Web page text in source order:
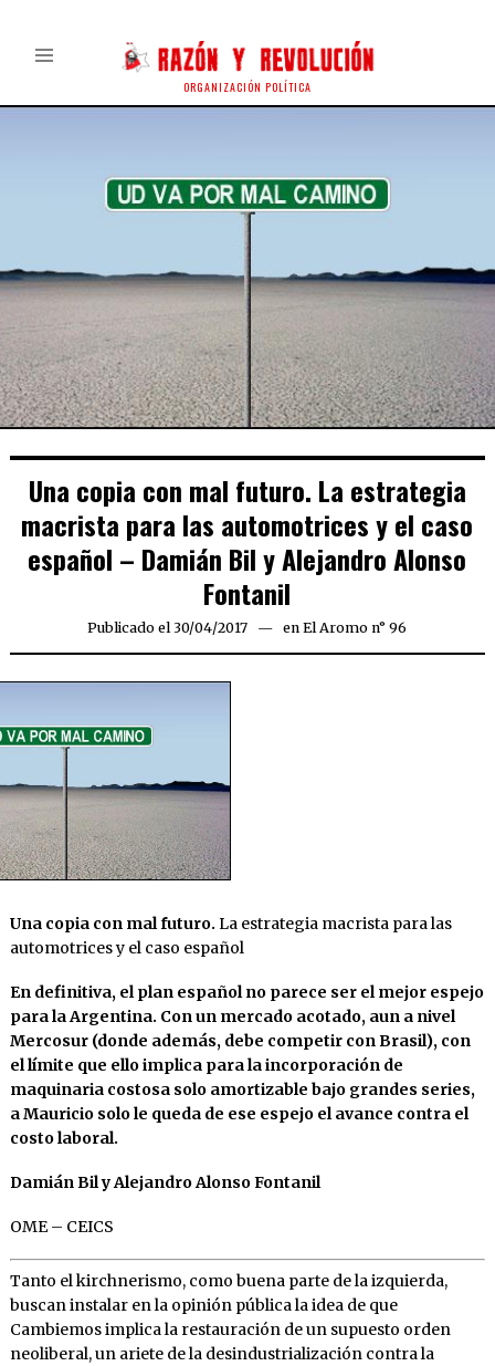
ORGANIZACIÓN POLÍTICA
Una copia con mal futuro. La estrategia
macrista para las automotrices y el caso
español – Damián Bil y Alejandro Alonso
Fontanil
Publicado el 30/04/2017 30/04/2017
en El Aromo n° 96
Una copia con mal futuro. La estrategia macrista para las
automotrices y el caso español
En definitiva, el plan español no parece ser el mejor espejo
para la Argentina. Con un mercado acotado, aun a nivel
Mercosur (donde además, debe competir con Brasil), con
el límite que ello implica para la incorporación de
maquinaria costosa solo amortizable bajo grandes series,
a Mauricio solo le queda de ese espejo el avance contra el
costo laboral.
Damián Bil y Alejandro Alonso Fontanil
OME – CEICS
Tanto el kirchnerismo, como buena parte de la izquierda,
buscan instalar en la opinión pública la idea de que
Cambiemos implica la restauración de un supuesto orden
neoliberal, un ariete de la desindustrialización contra la